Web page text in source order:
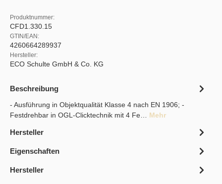
Produktnummer:
CFD1.330.15
GTIN/EAN:
4260664289937
Hersteller:
ECO Schulte GmbH & Co. KG
Beschreibung
- Ausführung in Objektqualität Klasse 4 nach EN 1906; -
Festdrehbar in OGL-Clicktechnik mit 4 Fe… Mehr
Hersteller
Eigenschaften
Hersteller